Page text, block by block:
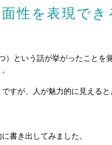
性を表現でき
という話が挙がったことを
すが、人が魅力的に見える
書き出してみました。